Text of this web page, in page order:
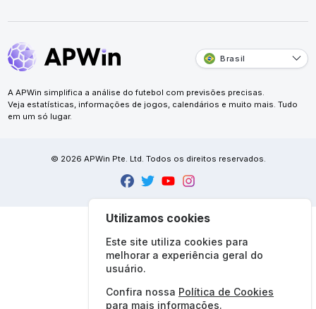
Brasil
A APWin simplifica a análise do futebol com previsões precisas.
Veja estatísticas, informações de jogos, calendários e muito mais. Tudo
em um só lugar.
© 2026 APWin Pte. Ltd. Todos os direitos reservados.
Utilizamos cookies
Este site utiliza cookies para
melhorar a experiência geral do
usuário.
Confira nossa Política de Cookies
para mais informações.